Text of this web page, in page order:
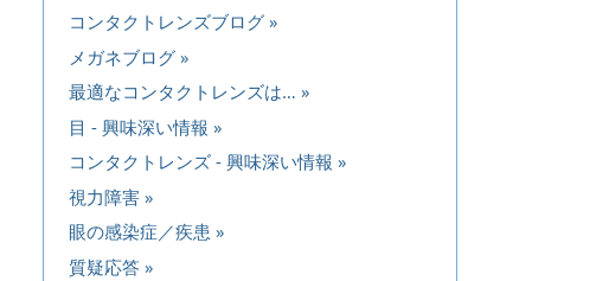
コンタクトレンズブログ
メガネブログ
最適なコンタクトレンズは…
目 - 興味深い情報
コンタクトレンズ - 興味深い情報
視力障害
眼の感染症／疾患
質疑応答